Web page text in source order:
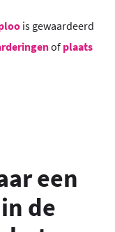
is gewaardeerd
of plaats
een
de